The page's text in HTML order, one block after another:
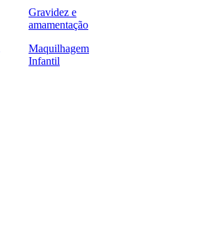
Gravidez e
amamentação
Maquilhagem
Infantil